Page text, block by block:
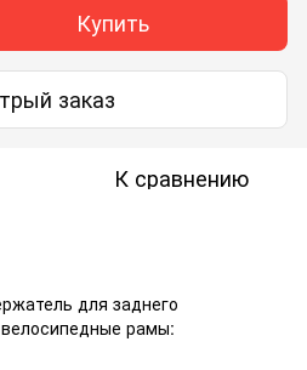
Купить
заказ
К сравнению
для заднего
рамы: